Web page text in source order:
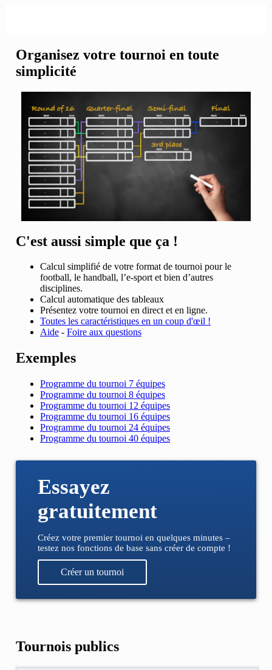
Organisez votre tournoi en toute
simplicité
C'est aussi simple que ça !
Calcul simplifié de votre format de tournoi pour le
football, le handball, l’e-sport et bien d’autres
disciplines.
Calcul automatique des tableaux
Présentez votre tournoi en direct et en ligne.
Toutes les caractéristiques en un coup d'œil !
Aide - Foire aux questions
Exemples
Programme du tournoi 7 équipes
Programme du tournoi 8 équipes
Programme du tournoi 12 équipes
Programme du tournoi 16 équipes
Programme du tournoi 24 équipes
Programme du tournoi 40 équipes
Essayez
gratuitement
Créez votre premier tournoi en quelques minutes –
testez nos fonctions de base sans créer de compte !
Créer un tournoi
Tournois publics